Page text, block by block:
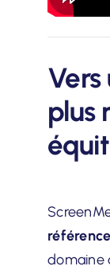
Vers
plus
domaine